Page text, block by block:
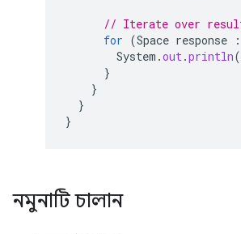
// Iterate over
for (Space response :
System .out.println(
}
}
}
}
নমুনাটি চালান